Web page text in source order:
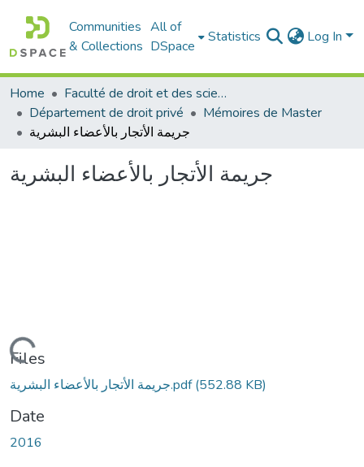
Communities
& Collections
All of
DSpace
Statistics Log In
Home
Faculté de droit et des sciences politiques
Département de droit privé
Mémoires de Master
جريمة الأتجار بالأعضاء البشرية
جريمة الأتجار بالأعضاء البشرية
Loading...
Files
جريمة الأتجار بالأعضاء البشرية.pdf(552.88 KB)
Date
2016